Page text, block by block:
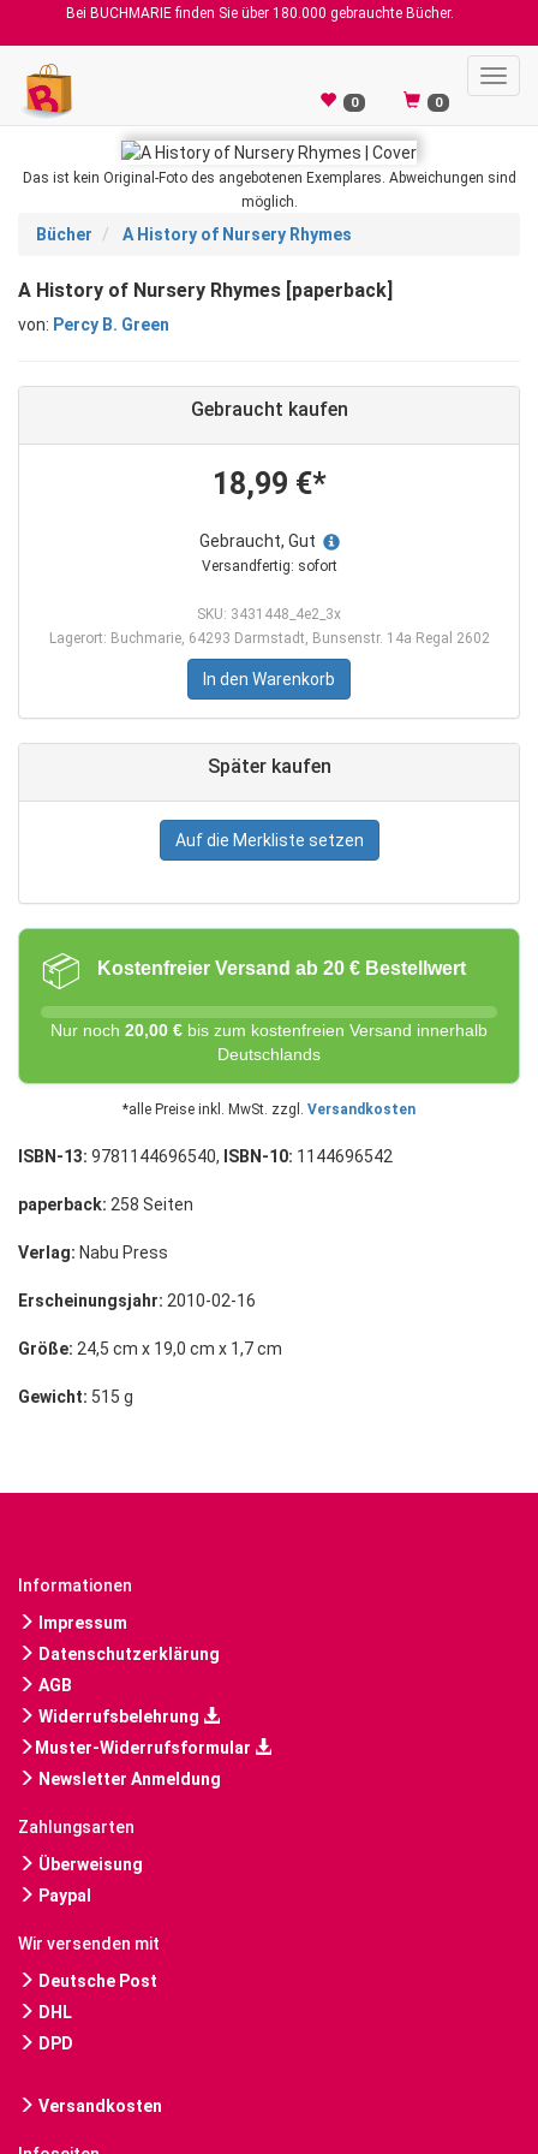
Bei BUCHMARIE finden Sie über 180.000 gebrauchte Bücher.
0 0
Das ist kein Original-Foto des angebotenen Exemplares. Abweichungen sind
möglich.
Bücher A History of Nursery Rhymes
A History of Nursery Rhymes [paperback]
von: Percy B. Green
Gebraucht kaufen
18,99 €*
Gebraucht, Gut
Versandfertig: sofort
SKU: 3431448_4e2_3x
Lagerort: Buchmarie, 64293 Darmstadt, Bunsenstr. 14a Regal 2602
In den Warenkorb
Später kaufen
Auf die Merkliste setzen
📦 Kostenfreier Versand ab 20 € Bestellwert
Nur noch 20,00 € bis zum kostenfreien Versand innerhalb
Deutschlands
*alle Preise inkl. MwSt. zzgl. Versandkosten
ISBN-13: 9781144696540, ISBN-10: 1144696542
paperback: 258 Seiten
Verlag: Nabu Press
Erscheinungsjahr: 2010-02-16
Größe: 24,5 cm x 19,0 cm x 1,7 cm
Gewicht: 515 g
Informationen
Impressum
Datenschutzerklärung
AGB
Widerrufsbelehrung
Muster-Widerrufsformular
Newsletter Anmeldung
Zahlungsarten
Überweisung
Paypal
Wir versenden mit
Deutsche Post
DHL
DPD
Versandkosten